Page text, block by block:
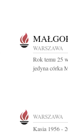
WARSZAWA
Rok temu 25
jedyna córka
WARSZAWA
Kasia 1956 -